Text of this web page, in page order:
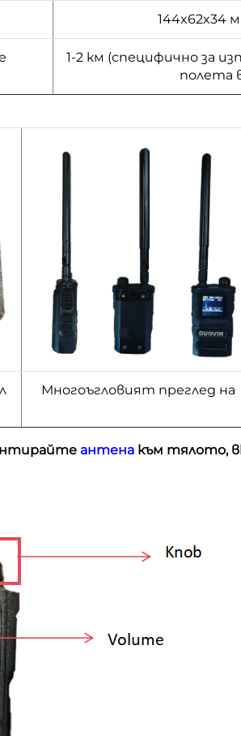
144x62x34
1-2 км (специфично за
полета
Многоъгловият преглед на
антена към тялото,